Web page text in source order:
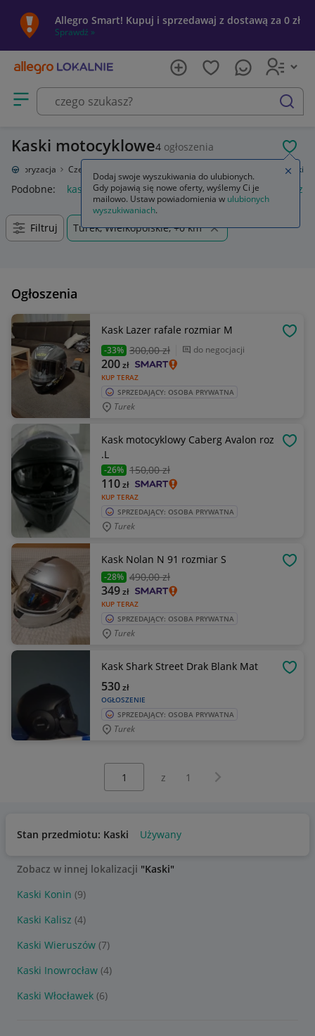
Allegro Smart! Kupuj i sprzedawaj z dostawą za 0 zł
Sprawdź »
Otwórz menu z kategoriami
szukaj
Kaski motocyklowe4 ogłoszenia
Motoryzacja Części i wyposażenie motocyklowe Kaski
Podobne: kaski kask full face kask na hulajnoge elektryczna
Filtruj Turek, Wielkopolskie, +0 km
Ogłoszenia
Kask Lazer rafale rozmiar M
-33% 300,00 zł do negocjacji
KUP TERAZ
200zł
SPRZEDAJĄCY: OSOBA PRYWATNA
Turek
Kask motocyklowy Caberg Avalon roz
.L
-26% 150,00 zł
KUP TERAZ
110zł
SPRZEDAJĄCY: OSOBA PRYWATNA
Turek
Kask Nolan N 91 rozmiar S
-28% 490,00 zł
KUP TERAZ
349zł
SPRZEDAJĄCY: OSOBA PRYWATNA
Turek
Kask Shark Street Drak Blank Mat
OGŁOSZENIE
530zł
SPRZEDAJĄCY: OSOBA PRYWATNA
Turek
z 1 Następna strona
Stan przedmiotu: Kaski Używany
Zobacz w innej lokalizacji "Kaski"
Kaski Konin (9)
Kaski Kalisz (4)
Kaski Wieruszów (7)
Kaski Inowrocław (4)
Kaski Włocławek (6)
Dodaj swoje wyszukiwania do ulubionych.
Gdy pojawią się nowe oferty, wyślemy Ci je
mailowo. Ustaw powiadomienia w ulubionych
wyszukiwaniach.